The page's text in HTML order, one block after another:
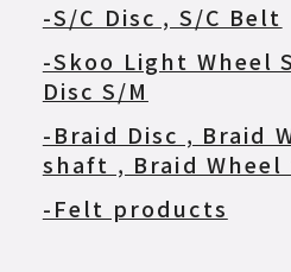
-S/C Disc , S/C Belt
-Skoo Light Wheel
Disc S/M
-Braid Disc , Braid
shaft , Braid
-Felt products